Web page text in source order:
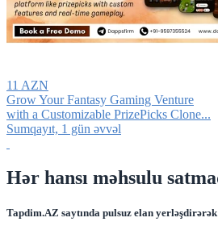
11 AZN
Grow Your Fantasy Gaming Venture
with a Customizable PrizePicks Clone...
Sumqayıt, 1 gün əvvəl
Hər hansı məhsulu
Tapdim.AZ saytında pulsuz elan